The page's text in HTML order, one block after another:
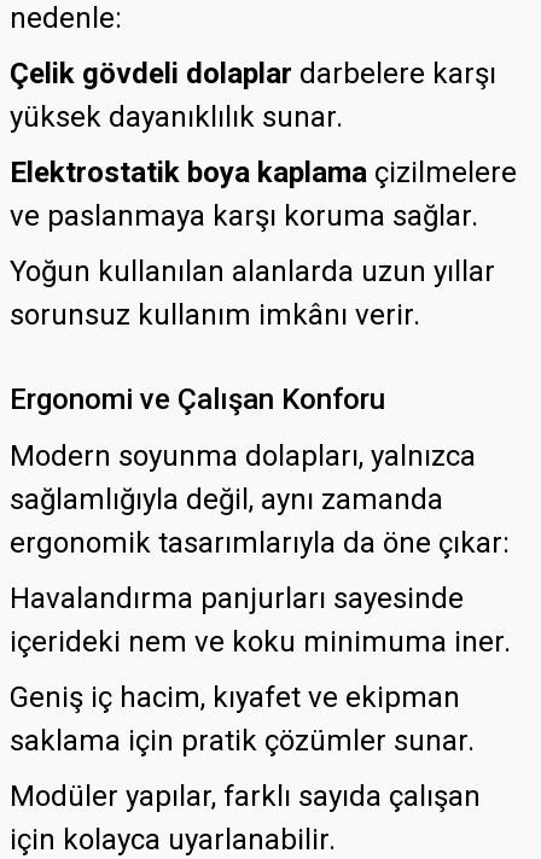
nedenle:
Çelik gövdeli dolaplar darbelere karşı
yüksek dayanıklılık sunar.
Elektrostatik boya kaplama çizilmelere
ve paslanmaya karşı koruma sağlar.
Yoğun kullanılan alanlarda uzun yıllar
sorunsuz kullanım imkânı verir.
Ergonomi ve Çalışan Konforu
Modern soyunma dolapları, yalnızca
sağlamlığıyla değil, aynı zamanda
ergonomik tasarımlarıyla da öne çıkar:
Havalandırma panjurları sayesinde
içerideki nem ve koku minimuma iner.
Geniş iç hacim, kıyafet ve ekipman
saklama için pratik çözümler sunar.
Modüler yapılar, farklı sayıda çalışan
için kolayca uyarlanabilir.